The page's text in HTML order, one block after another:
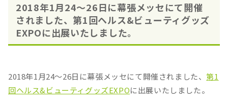
2018年1月24～26日に幕張メッセにて開催
されました、第1回ヘルス&ビューティグッズ
EXPOに出展いたしました。
2018年1月24～26日に幕張メッセにて開催されました、第1
回ヘルス&ビューティグッズEXPOに出展いたしました。